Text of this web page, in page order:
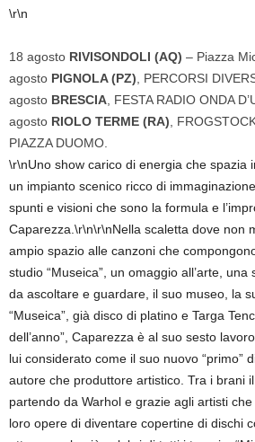
\r\n
18 agosto RIVISONDOLI (AQ) – Piazza
agosto PIGNOLA (PZ) , PERCORSI
agosto BRESCIA , FESTA RADIO ONDA
agosto RIOLO TERME (RA) ,
PIAZZA DUOMO.
\r\nUno show carico di energia che spazia
un impianto scenico ricco di
spunti e visioni che sono la formula e
Caparezza.\r\n\r\nNella scaletta dove non
ampio spazio alle canzoni che
studio “Museica”, un omaggio all’arte,
da ascoltare e guardare, il suo museo, la
“Museica”, già disco di platino e Targa
dell’anno”, Caparezza è al suo sesto
lui considerato come il suo nuovo “primo”
autore che produttore artistico. Tra i brani
partendo da Warhol e grazie agli artisti
loro opere di diventare copertine di dischi